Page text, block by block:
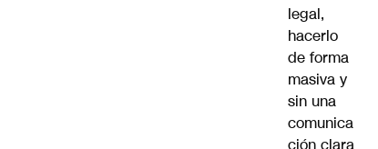
legal,
hacerlo
de forma
masiva y
sin una
comunica